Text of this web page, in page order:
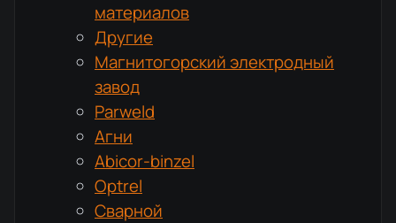
материалов
Другие
Магнитогорский электродный
завод
Parweld
Агни
Abicor-binzel
Optrel
Сварной